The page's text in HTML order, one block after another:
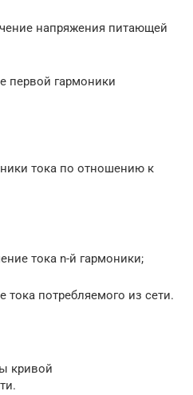
напряжения питающей
первой гармоники
тока по отношению к
тока n-й гармоники;
потребляемого из сети.
кривой